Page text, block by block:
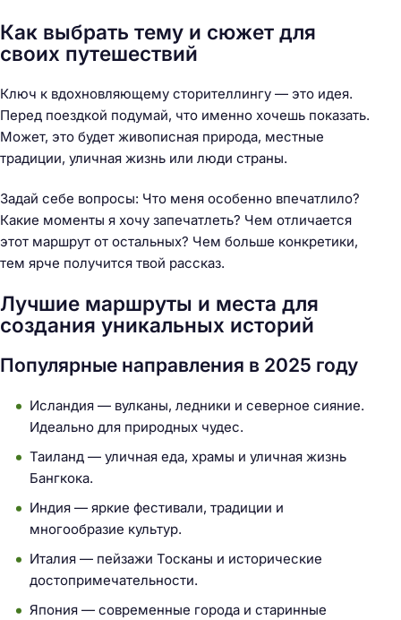
Как выбрать тему и сюжет для
своих путешествий
Ключ к вдохновляющему сторителлингу — это идея.
Перед поездкой подумай, что именно хочешь показать.
Может, это будет живописная природа, местные
традиции, уличная жизнь или люди страны.
Задай себе вопросы: Что меня особенно впечатлило?
Какие моменты я хочу запечатлеть? Чем отличается
этот маршрут от остальных? Чем больше конкретики,
тем ярче получится твой рассказ.
Лучшие маршруты и места для
создания уникальных историй
Популярные направления в 2025 году
Исландия — вулканы, ледники и северное сияние.
Идеально для природных чудес.
Таиланд — уличная еда, храмы и уличная жизнь
Бангкока.
Индия — яркие фестивали, традиции и
многообразие культур.
Италия — пейзажи Тосканы и исторические
достопримечательности.
Япония — современные города и старинные